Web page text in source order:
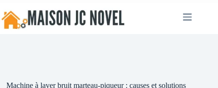
au
contenu
Machine à laver bruit marteau-piqueur : causes et solutions